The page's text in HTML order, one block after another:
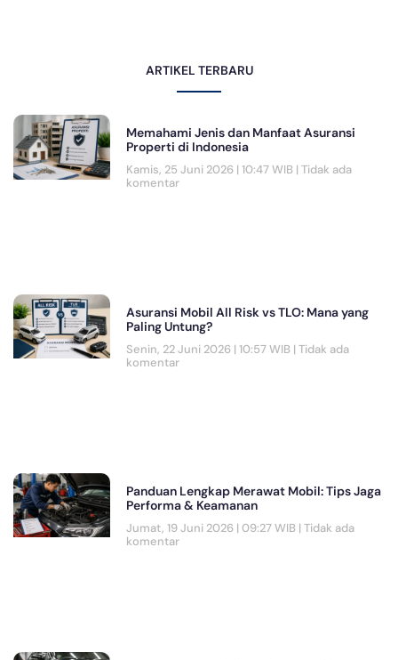
ARTIKEL TERBARU
Memahami Jenis dan Manfaat Asuransi
Properti di Indonesia
Kamis, 25 Juni 2026 | 10:47 WIB Tidak ada
komentar
Asuransi Mobil All Risk vs TLO: Mana yang
Paling Untung?
Senin, 22 Juni 2026 | 10:57 WIB Tidak ada
komentar
Panduan Lengkap Merawat Mobil: Tips Jaga
Performa & Keamanan
Jumat, 19 Juni 2026 | 09:27 WIB Tidak ada
komentar